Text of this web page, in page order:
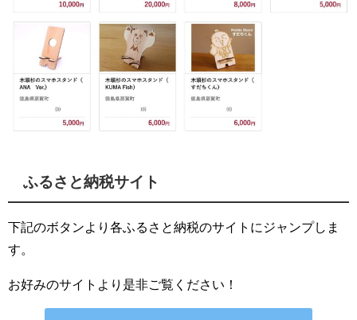
ふるさと納税サイト
下記のボタンより各ふるさと納税のサイトにジャンプしま
す。
お好みのサイトより是非ご覧ください！